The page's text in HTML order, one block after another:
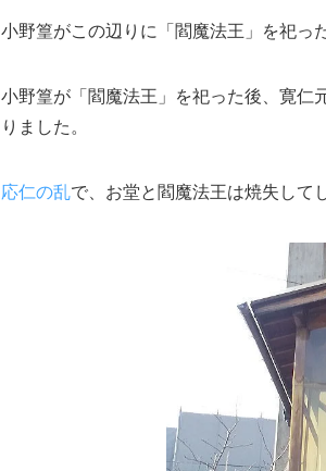
小野篁がこの辺りに「閻魔法王」を祀っ
小野篁が「閻魔法王」を祀った後、寛仁
りました。
応仁の乱で、お堂と閻魔法王は焼失して